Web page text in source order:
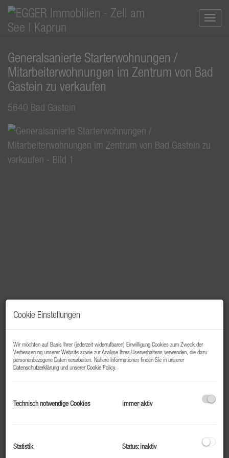
Generalsanierte Starterwohnungen /
Mitarbeiterwohnungen im Zentrum von Bad
Gastein zu verkaufen
5640 Bad Gastein
Top 208 – Starter- oder Mitarbeiterwohnung in Bad
Zentral gelegen und hochwertig saniert
Cookie Einstellungen
Wir möchten auf Basis Ihrer (jederzeit widerrufbaren) Einwilligung Cookies zum Zweck der
Verbesserung unserer Website sowie zur Analyse Ihres Userverhaltens verwenden, die dazu
personenbezogene Daten verarbeiten. Nähere Informationen finden Sie in unserer
Datenschutzerklärung und unsererCookie Policy.
Technisch notwendige Cookies immer aktiv
Statistik Status: inaktiv